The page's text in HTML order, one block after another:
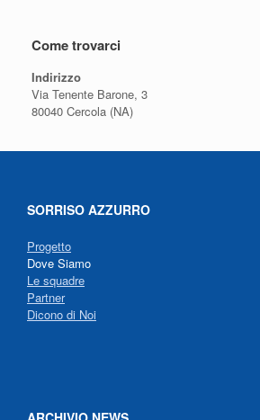
Come trovarci
Indirizzo
Via Tenente Barone, 3
80040 Cercola (NA)
SORRISO AZZURRO
Progetto
Dove Siamo
Le squadre
Partner
Dicono di Noi